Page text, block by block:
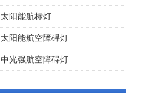
太阳能航标灯
太阳能航空障碍灯
中光强航空障碍灯